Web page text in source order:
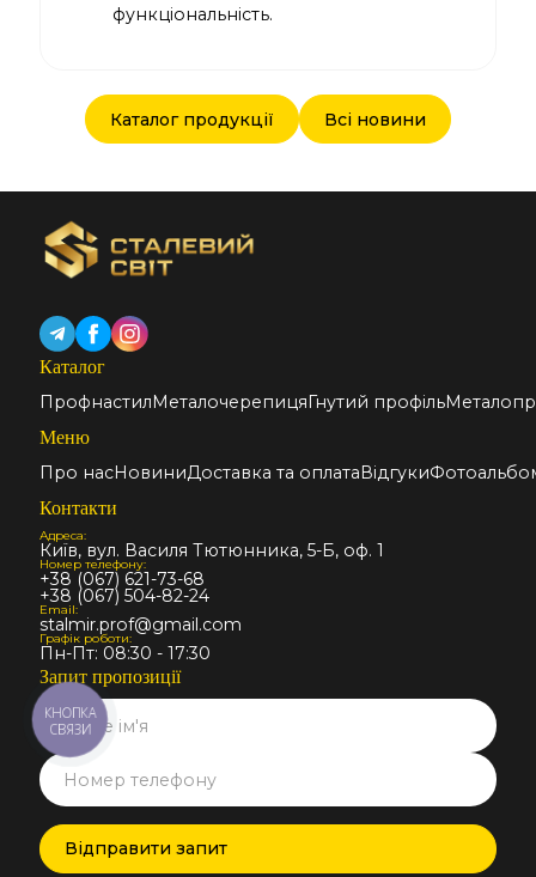
функціональність.
Каталог продукції Всі новини
Каталог
ПрофнастилМеталочерепицяГнутий профіль
Меню
Про насНовиниДоставка та оплатаВідгуки
Контакти
Адреса:
Київ, вул. Василя Тютюнника, 5-Б, оф. 1
Номер телефону:
+38 (067) 621-73-68
+38 (067) 504-82-24
Email:
stalmir.prof@gmail.com
Графік роботи:
Пн-Пт: 08:30 - 17:30
Запит пропозиції
КНОПКА
СВЯЗИ